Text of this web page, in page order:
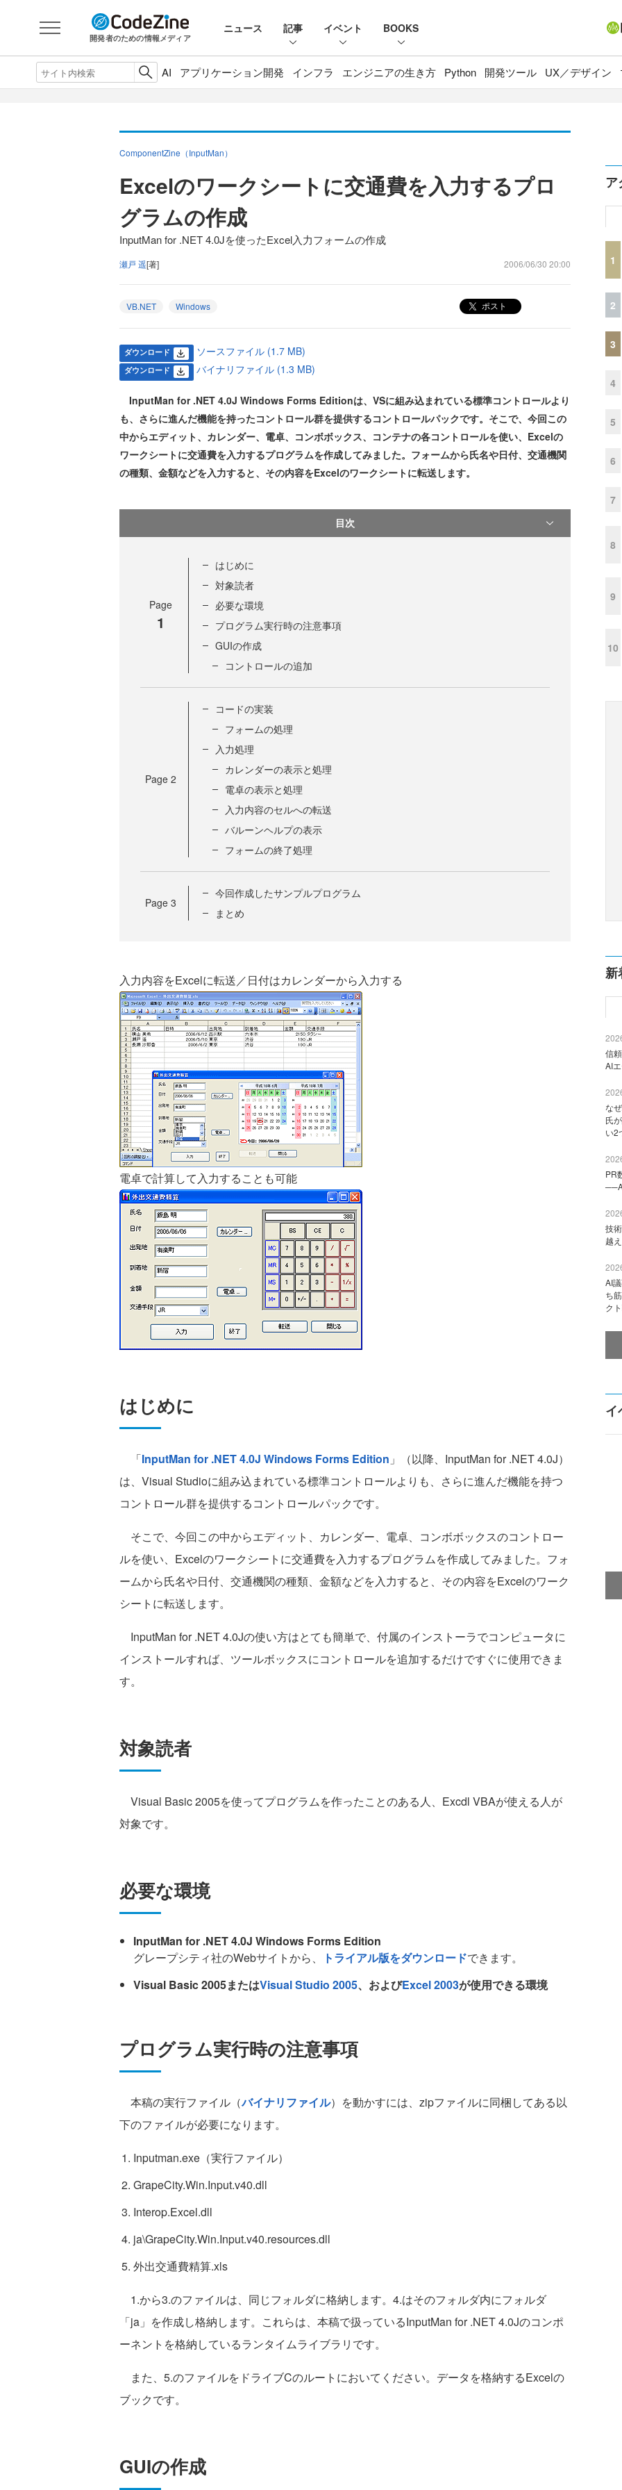
開発者のための情報メディア
ニュース 記事 イベント BOOKS
AI アプリケーション開発 インフラ エンジニアの生き方 Python 開発ツール UX／デザイン
ComponentZine（InputMan）
Excelのワークシートに交通費を入力するプロ
グラムの作成
InputMan for .NET 4.0Jを使ったExcel入力フォームの作成
瀬戸 遥[著] 2006/06/30 20:00
VB.NET Windows ポスト
ダウンロード ソースファイル (1.7 MB)
ダウンロード バイナリファイル (1.3 MB)
InputMan for .NET 4.0J Windows Forms Editionは、VSに組み込まれている標準コントロールより
も、さらに進んだ機能を持ったコントロール群を提供するコントロールパックです。そこで、今回この
中からエディット、カレンダー、電卓、コンボボックス、コンテナの各コントロールを使い、Excelの
ワークシートに交通費を入力するプログラムを作成してみました。フォームから氏名や日付、交通機関
の種類、金額などを入力すると、その内容をExcelのワークシートに転送します。
目次
Page
1
はじめに
対象読者
必要な環境
プログラム実行時の注意事項
GUIの作成
コントロールの追加
Page 2
コードの実装
フォームの処理
入力処理
カレンダーの表示と処理
電卓の表示と処理
入力内容のセルへの転送
バルーンヘルプの表示
フォームの終了処理
Page 3
今回作成したサンプルプログラム
まとめ
入力内容をExcelに転送／日付はカレンダーから入力する
電卓で計算して入力することも可能
はじめに
「InputMan for .NET 4.0J Windows Forms Edition 」（以降、InputMan for .NET 4.0J）
は、Visual Studioに組み込まれている標準コントロールよりも、さらに進んだ機能を持つ
コントロール群を提供するコントロールパックです。
そこで、今回この中からエディット、カレンダー、電卓、コンボボックスのコントロー
ルを使い、Excelのワークシートに交通費を入力するプログラムを作成してみました。フォ
ームから氏名や日付、交通機関の種類、金額などを入力すると、その内容をExcelのワーク
シートに転送します。
InputMan for .NET 4.0Jの使い方はとても簡単で、付属のインストーラでコンピュータに
インストールすれば、ツールボックスにコントロールを追加するだけですぐに使用できま
す。
対象読者
Visual Basic 2005を使ってプログラムを作ったことのある人、Excdl VBAが使える人が
対象です。
必要な環境
InputMan for .NET 4.0J Windows Forms Edition
グレープシティ社のWebサイトから、
トライアル版をダウンロードできます。
Visual Basic 2005またはVisual Studio 2005、およびExcel 2003が使用できる環境
プログラム実行時の注意事項
本稿の実行ファイル（バイナリファイル）を動かすには、zipファイルに同梱してある以
下のファイルが必要になります。
Inputman.exe（実行ファイル）
GrapeCity.Win.Input.v40.dll
Interop.Excel.dll
ja\GrapeCity.Win.Input.v40.resources.dll
外出交通費精算.xls
1.から3.のファイルは、同じフォルダに格納します。4.はそのフォルダ内にフォルダ
「ja」を作成し格納します。これらは、本稿で扱っているInputMan for .NET 4.0Jのコンポ
ーネントを格納しているランタイムライブラリです。
また、5.のファイルをドライブCのルートにおいてください。データを格納するExcelの
ブックです。
GUIの作成
ア
1
2
3
4
5
6
7
8
9
10
新
信
AI
な
氏
い2
PR
技
越
AI
ち
ク
イ